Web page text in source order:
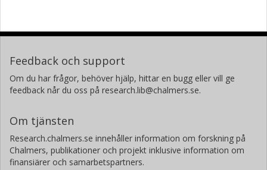
Feedback och support
Om du har frågor, behöver hjälp, hittar en bugg eller vill ge
feedback når du oss på research.lib@chalmers.se.
Om tjänsten
Research.chalmers.se innehåller information om forskning på
Chalmers, publikationer och projekt inklusive information om
finansiärer och samarbetspartners.